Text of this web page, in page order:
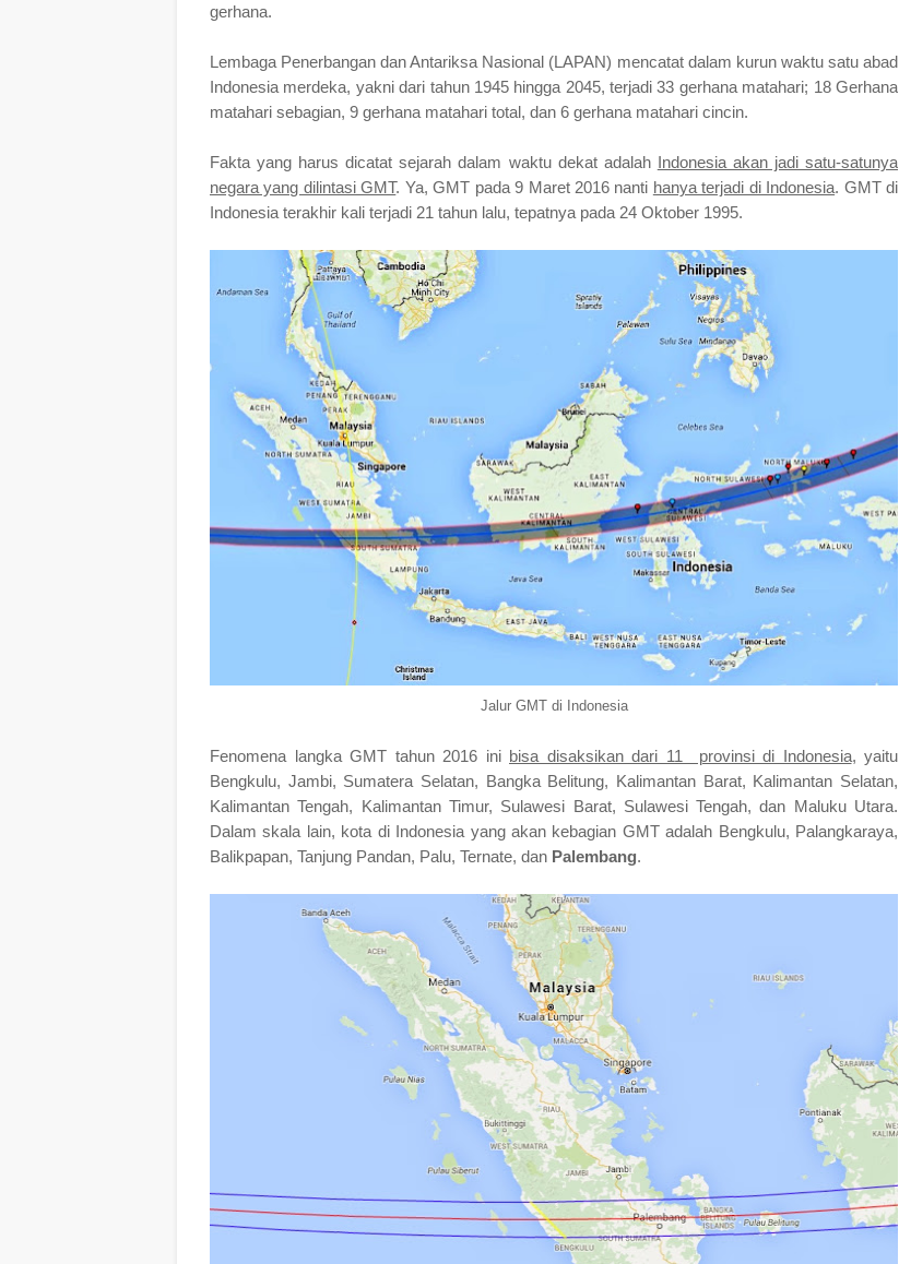
gerhana.
Lembaga Penerbangan dan Antariksa Nasional (LAPAN) mencatat dalam kurun waktu satu abad
Indonesia merdeka, yakni dari tahun 1945 hingga 2045, terjadi 33 gerhana matahari; 18 Gerhana
matahari sebagian, 9 gerhana matahari total, dan 6 gerhana matahari cincin.
Fakta yang harus dicatat sejarah dalam waktu dekat adalah Indonesia akan jadi satu-satunya
negara yang dilintasi GMT. Ya, GMT pada 9 Maret 2016 nanti hanya terjadi di Indonesia. GMT di
Indonesia terakhir kali terjadi 21 tahun lalu, tepatnya pada 24 Oktober 1995.
Jalur GMT di Indonesia
Fenomena langka GMT tahun 2016 ini bisa disaksikan dari 11 provinsi di Indonesia, yaitu
Bengkulu, Jambi, Sumatera Selatan, Bangka Belitung, Kalimantan Barat, Kalimantan Selatan,
Kalimantan Tengah, Kalimantan Timur, Sulawesi Barat, Sulawesi Tengah, dan Maluku Utara.
Dalam skala lain, kota di Indonesia yang akan kebagian GMT adalah Bengkulu, Palangkaraya,
Balikpapan, Tanjung Pandan, Palu, Ternate, dan Palembang.